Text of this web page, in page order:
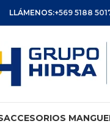
LLÁMENOS:+569 5188
ACCESORIOS